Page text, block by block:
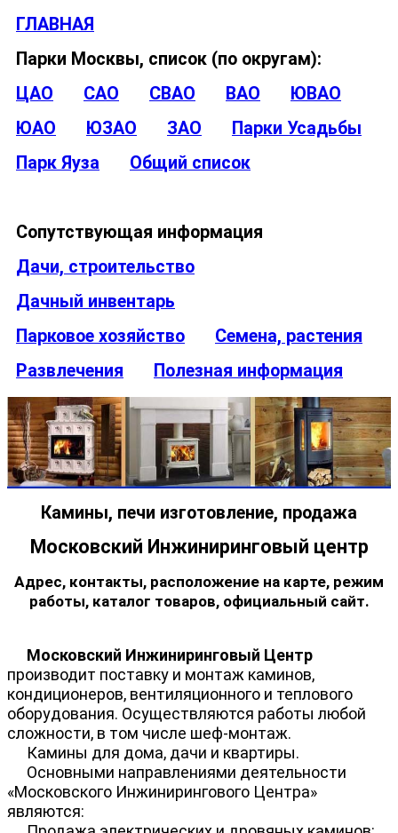
ГЛАВНАЯ
Парки Москвы, список (по округам):
ЦАО
САО СВАО ВАО
ЮВАО
ЮАО
ЮЗАО ЗАО
Парки Усадьбы
Парк Яуза
Общий список
Сопутствующая информация
Дачи, строительство
Дачный инвентарь
Парковое хозяйство
Семена, растения
Развлечения
Полезная информация
Камины, печи изготовление, продажа
Московский Инжиниринговый центр
Адрес, контакты, расположение на карте, режим
работы, каталог товаров, официальный сайт.
Московский Инжиниринговый Центр
производит поставку и монтаж каминов,
кондиционеров, вентиляционного и теплового
оборудования. Осуществляются работы любой
сложности, в том числе шеф-монтаж.
Камины для дома, дачи и квартиры.
Основными направлениями деятельности
«Московского Инжинирингового Центра»
являются: